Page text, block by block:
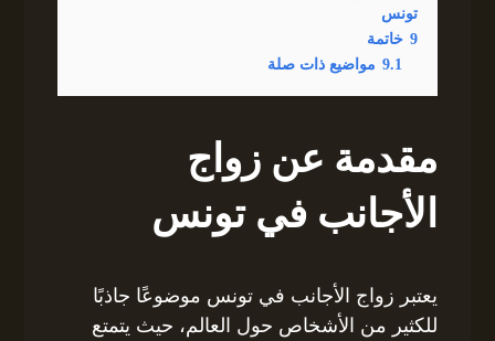
تونس
9 خاتمة
9.1 مواضيع ذات صلة
مقدمة عن زواج
الأجانب في تونس
يعتبر زواج الأجانب في تونس موضوعًا جاذبًا
للكثير من الأشخاص حول العالم، حيث يتمتع